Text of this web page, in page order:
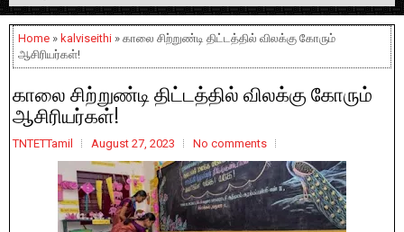
Home » kalviseithi » காலை சிற்றுண்டி திட்டத்தில் விலக்கு கோரும்
ஆசிரியர்கள்!
காலை சிற்றுண்டி திட்டத்தில் விலக்கு கோரும்
ஆசிரியர்கள்!
TNTETTamil August 27, 2023 No comments